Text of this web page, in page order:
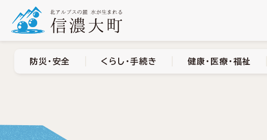
防災・安全 くらし・手続き 健康・医療・福祉